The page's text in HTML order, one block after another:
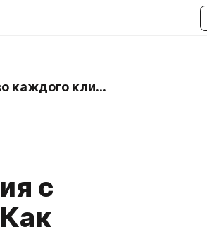
ВСЯ ПРАВДА | Знать всю правду о компании — право каждого клиента
с